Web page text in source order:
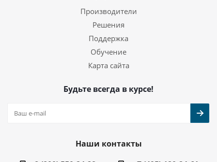
Производители
Решения
Поддержка
Обучение
Карта сайта
Будьте всегда в курсе!
Наши контакты